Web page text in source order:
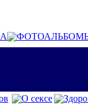
О сексе